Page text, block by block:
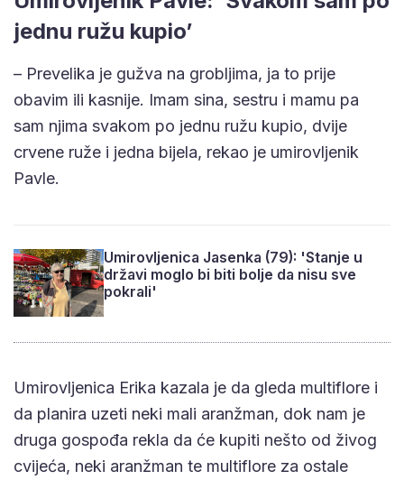
jednu ružu kupio’
– Prevelika je gužva na grobljima, ja to prije
obavim ili kasnije. Imam sina, sestru i mamu pa
sam njima svakom po jednu ružu kupio, dvije
crvene ruže i jedna bijela, rekao je umirovljenik
Pavle.
Umirovljenica Jasenka (79): 'Stanje u
državi moglo bi biti bolje da nisu sve
pokrali'
Umirovljenica Erika kazala je da gleda multiflore i
da planira uzeti neki mali aranžman, dok nam je
druga gospođa rekla da će kupiti nešto od živog
cvijeća, neki aranžman te multiflore za ostale